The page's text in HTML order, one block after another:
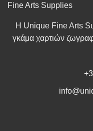
Η Unique Fine Arts
γκάμα χαρτιών